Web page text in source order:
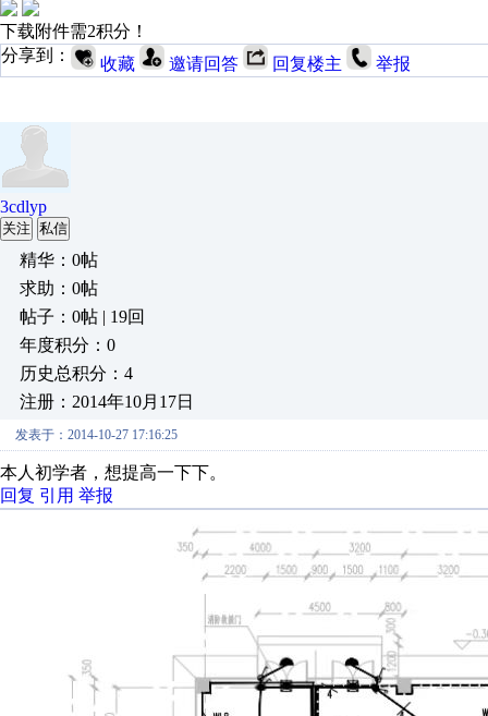
下载附件需2积分！
分享到：
收藏 邀请回答 回复楼主 举报
3cdlyp
关注 私信
精华：0帖
求助：0帖
帖子：0帖 | 19回
年度积分：0
历史总积分：4
注册：2014年10月17日
发表于：2014-10-27 17:16:25
本人初学者，想提高一下下。
回复 引用 举报